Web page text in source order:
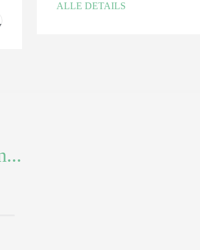
ALLE DETAILS